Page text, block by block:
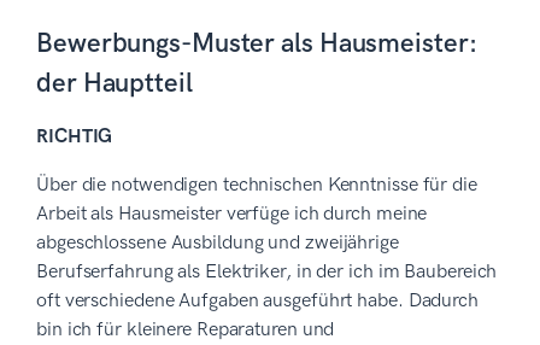
Bewerbungs-Muster als Hausmeister:
der Hauptteil
RICHTIG
Über die notwendigen technischen Kenntnisse für die
Arbeit als Hausmeister verfüge ich durch meine
abgeschlossene Ausbildung und zweijährige
Berufserfahrung als Elektriker, in der ich im Baubereich
oft verschiedene Aufgaben ausgeführt habe. Dadurch
bin ich für kleinere Reparaturen und